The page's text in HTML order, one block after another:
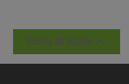
Torna all'inizio 